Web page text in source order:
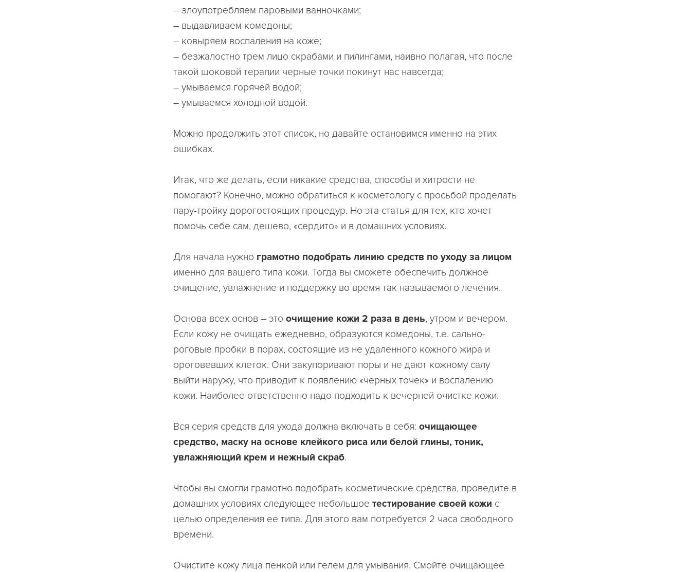
– злоупотребляем паровыми ванночками;
– выдавливаем комедоны;
– ковыряем воспаления на коже;
– безжалостно трем лицо скрабами и пилингами, наивно полагая, что после
такой шоковой терапии черные точки покинут нас навсегда;
– умываемся горячей водой;
– умываемся холодной водой.
Можно продолжить этот список, но давайте остановимся именно на этих
ошибках.
Итак, что же делать, если никакие средства, способы и хитрости не
помогают? Конечно, можно обратиться к косметологу с просьбой проделать
пару-тройку дорогостоящих процедур. Но эта статья для тех, кто хочет
помочь себе сам, дешево, «сердито» и в домашних условиях.
Для начала нужно грамотно подобрать линию средств по уходу за лицом
именно для вашего типа кожи. Тогда вы сможете обеспечить должное
очищение, увлажнение и поддержку во время так называемого лечения.
Основа всех основ – это очищение кожи 2 раза в день, утром и вечером.
Если кожу не очищать ежедневно, образуются комедоны, т.е. сально-
роговые пробки в порах, состоящие из не удаленного кожного жира и
ороговевших клеток. Они закупоривают поры и не дают кожному салу
выйти наружу, что приводит к появлению «черных точек» и воспалению
кожи. Наиболее ответственно надо подходить к вечерней очистке кожи.
Вся серия средств для ухода должна включать в себя: очищающее
средство, маску на основе клейкого риса или белой глины, тоник,
увлажняющий крем и нежный скраб.
Чтобы вы смогли грамотно подобрать косметические средства, проведите в
домашних условиях следующее небольшое тестирование своей кожи с
целью определения ее типа. Для этого вам потребуется 2 часа свободного
времени.
Очистите кожу лица пенкой или гелем для умывания. Смойте очищающее